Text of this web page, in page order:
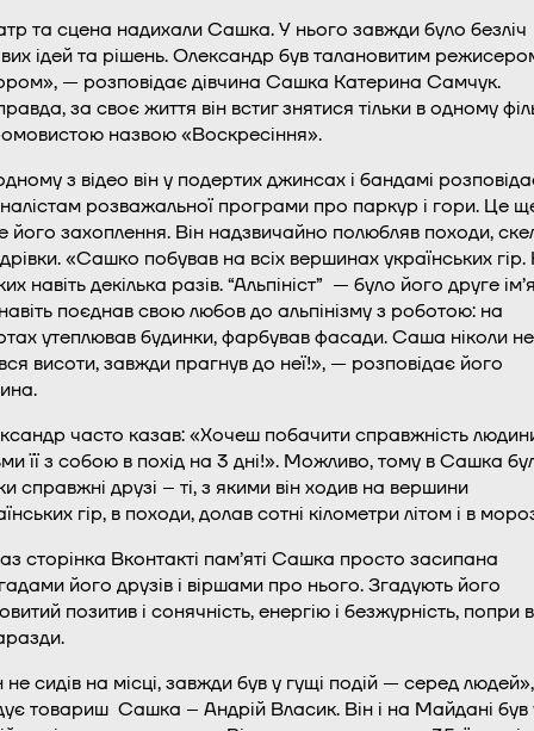
та сцена надихали Сашка. У нього завжди було безліч
ідей та рішень. Олександр був талановитим
— розповідає дівчина Сашка Катерина Самчук.
за своє життя він встиг знятися тільки в одному
назвою «Воскресіння».
з відео він у подертих джинсах і бандамі
розважальної програми про паркур і гори. Це
його захоплення. Він надзвичайно полюбляв походи,
«Сашко побував на всіх вершинах українських
навіть декілька разів. “Альпініст” — було його друге
поєднав свою любов до альпінізму з роботою: на
утеплював будинки, фарбував фасади. Саша ніколи не
висоти, завжди прагнув до неї!», — розповідає його
часто казав: «Хочеш побачити справжність
її з собою в похід на 3 дні!». Можливо, тому в Сашка
справжні друзі – ті, з якими він ходив на вершини
гір, в походи, долав сотні кілометри літом і в
сторінка Вконтакті пам’яті Сашка просто засипана
його друзів і віршами про нього. Згадують його
позитив і сонячність, енергію і безжурність, попри
не сидів на місці, завжди був у гущі подій — серед
товариш Сашка – Андрій Власик. Він і на Майдані був